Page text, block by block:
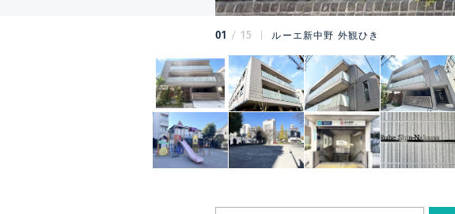
01 15 ルーエ新中野 外観ひき